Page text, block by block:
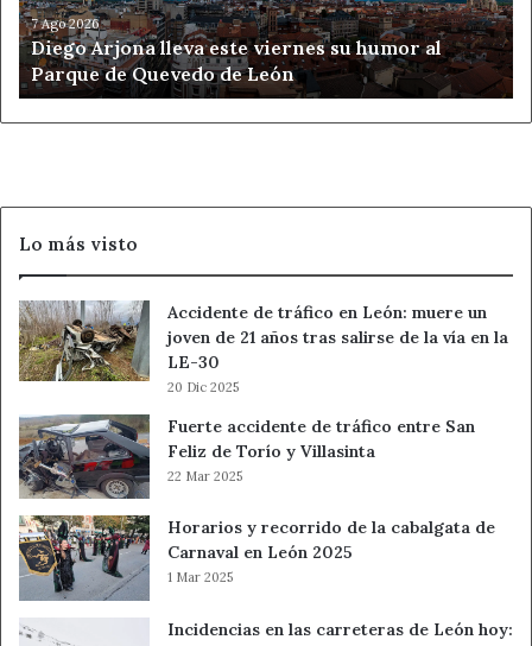
al
Parque
de
Quevedo
de
7 Ago 2026
Diego Arjona lleva este viernes su humor al
Parque de Quevedo de León
Lo más visto
Accidente de tráfico en León: muere un
joven de 21 años tras salirse de la vía en la
LE-30
20 Dic 2025
Fuerte accidente de tráfico entre San
Feliz de Torío y Villasinta
22 Mar 2025
Horarios y recorrido de la cabalgata de
Carnaval en León 2025
1 Mar 2025
Incidencias en las carreteras de León hoy: